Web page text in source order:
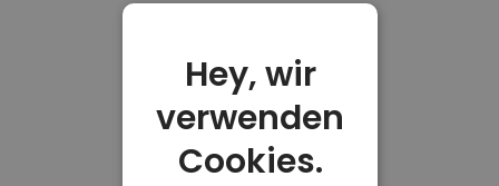
Hey, wir
verwenden
Cookies.